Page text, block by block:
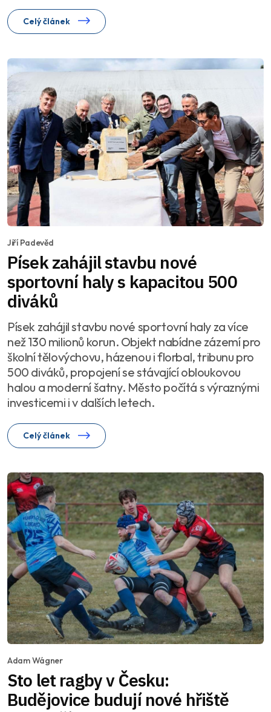
Celý článek
Jiří Padevěd
Písek zahájil stavbu nové
sportovní haly s kapacitou 500
diváků
Písek zahájil stavbu nové sportovní haly za více
než 130 milionů korun. Objekt nabídne zázemí pro
školní tělovýchovu, házenou i florbal, tribunu pro
500 diváků, propojení se stávající obloukovou
halou a moderní šatny. Město počítá s výraznými
investicemi i v dalších letech.
Celý článek
Adam Wágner
Sto let ragby v Česku:
Budějovice budují nové hřiště